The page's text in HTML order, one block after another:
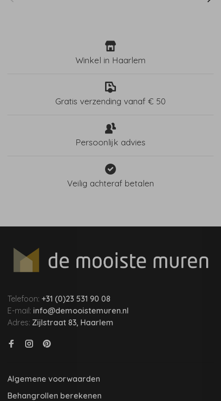
Winkel in Haarlem
Gratis verzending vanaf € 50
Persoonlijk advies
Veilig achteraf betalen
Telefoon: +31 (0)23 531 90 08
E-mail: info@demooistemuren.nl
Adres: Zijlstraat 83, Haarlem
Algemene voorwaarden
Behangrollen berekenen